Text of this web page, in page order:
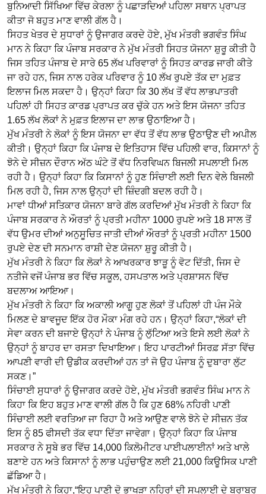
ਬੁਨਿਆਦੀ ਸਿੱਖਿਆ ਵਿੱਚ ਕੇਰਲਾ ਨੂੰ ਪਛਾੜਦਿਆਂ ਪਹਿਲਾ ਸਥਾਨ ਪ੍ਰਾਪਤ
ਕੀਤਾ ਜੋ ਬਹੁਤ ਮਾਣ ਵਾਲੀ ਗੱਲ ਹੈ।
ਸਿਹਤ ਖੇਤਰ ਦੇ ਸੁਧਾਰਾਂ ਨੂੰ ਉਜਾਗਰ ਕਰਦੇ ਹੋਏ, ਮੁੱਖ ਮੰਤਰੀ ਭਗਵੰਤ ਸਿੰਘ
ਮਾਨ ਨੇ ਕਿਹਾ ਕਿ ਪੰਜਾਬ ਸਰਕਾਰ ਨੇ ਮੁੱਖ ਮੰਤਰੀ ਸਿਹਤ ਯੋਜਨਾ ਸ਼ੁਰੂ ਕੀਤੀ ਹੈ
ਜਿਸ ਤਹਿਤ ਪੰਜਾਬ ਦੇ ਸਾਰੇ 65 ਲੱਖ ਪਰਿਵਾਰਾਂ ਨੂੰ ਸਿਹਤ ਕਾਰਡ ਜਾਰੀ ਕੀਤੇ
ਜਾ ਰਹੇ ਹਨ, ਜਿਸ ਨਾਲ ਹਰੇਕ ਪਰਿਵਾਰ ਨੂੰ 10 ਲੱਖ ਰੁਪਏ ਤੱਕ ਦਾ ਮੁਫ਼ਤ
ਇਲਾਜ ਮਿਲ ਸਕਦਾ ਹੈ। ਉਨ੍ਹਾਂ ਕਿਹਾ ਕਿ 30 ਲੱਖ ਤੋਂ ਵੱਧ ਲਾਭਪਾਤਰੀ
ਪਹਿਲਾਂ ਹੀ ਸਿਹਤ ਕਾਰਡ ਪ੍ਰਾਪਤ ਕਰ ਚੁੱਕੇ ਹਨ ਅਤੇ ਇਸ ਯੋਜਨਾ ਤਹਿਤ
1.65 ਲੱਖ ਲੋਕਾਂ ਨੇ ਮੁਫ਼ਤ ਇਲਾਜ ਦਾ ਲਾਭ ਉਠਾਇਆ ਹੈ।
ਮੁੱਖ ਮੰਤਰੀ ਨੇ ਲੋਕਾਂ ਨੂੰ ਇਸ ਯੋਜਨਾ ਦਾ ਵੱਧ ਤੋਂ ਵੱਧ ਲਾਭ ਉਠਾਉਣ ਦੀ ਅਪੀਲ
ਕੀਤੀ। ਉਨ੍ਹਾਂ ਕਿਹਾ ਕਿ ਪੰਜਾਬ ਦੇ ਇਤਿਹਾਸ ਵਿੱਚ ਪਹਿਲੀ ਵਾਰ, ਕਿਸਾਨਾਂ ਨੂੰ
ਝੋਨੇ ਦੇ ਸੀਜ਼ਨ ਦੌਰਾਨ ਅੱਠ ਘੰਟੇ ਤੋਂ ਵੱਧ ਨਿਰਵਿਘਨ ਬਿਜਲੀ ਸਪਲਾਈ ਮਿਲ
ਰਹੀ ਹੈ। ਉਨ੍ਹਾਂ ਕਿਹਾ ਕਿ ਕਿਸਾਨਾਂ ਨੂੰ ਹੁਣ ਸਿੰਚਾਈ ਲਈ ਦਿਨ ਵੇਲੇ ਬਿਜਲੀ
ਮਿਲ ਰਹੀ ਹੈ, ਜਿਸ ਨਾਲ ਉਨ੍ਹਾਂ ਦੀ ਜ਼ਿੰਦਗੀ ਬਦਲ ਰਹੀ ਹੈ।
ਮਾਵਾਂ ਧੀਆਂ ਸਤਿਕਾਰ ਯੋਜਨਾ ਬਾਰੇ ਗੱਲ ਕਰਦਿਆਂ ਮੁੱਖ ਮੰਤਰੀ ਨੇ ਕਿਹਾ ਕਿ
ਪੰਜਾਬ ਸਰਕਾਰ ਨੇ ਔਰਤਾਂ ਨੂੰ ਪ੍ਰਤੀ ਮਹੀਨਾ 1000 ਰੁਪਏ ਅਤੇ 18 ਸਾਲ ਤੋਂ
ਵੱਧ ਉਮਰ ਦੀਆਂ ਅਨੁਸੂਚਿਤ ਜਾਤੀ ਦੀਆਂ ਔਰਤਾਂ ਨੂੰ ਪ੍ਰਤੀ ਮਹੀਨਾ 1500
ਰੁਪਏ ਦੇਣ ਦੀ ਸਨਮਾਨ ਰਾਸ਼ੀ ਦੇਣ ਯੋਜਨਾ ਸ਼ੁਰੂ ਕੀਤੀ ਹੈ।
ਮੁੱਖ ਮੰਤਰੀ ਨੇ ਕਿਹਾ ਕਿ ਲੋਕਾਂ ਨੇ ਆਖਰਕਾਰ ਝਾੜੂ ਨੂੰ ਵੋਟ ਦਿੱਤੀ, ਜਿਸ ਦੇ
ਨਤੀਜੇ ਵਜੋਂ ਪੰਜਾਬ ਭਰ ਵਿੱਚ ਸਕੂਲ, ਹਸਪਤਾਲ ਅਤੇ ਪ੍ਰਸ਼ਾਸਨ ਵਿੱਚ
ਬਦਲਾਅ ਆਇਆ।
ਮੁੱਖ ਮੰਤਰੀ ਨੇ ਕਿਹਾ ਕਿ ਅਕਾਲੀ ਆਗੂ ਹੁਣ ਲੋਕਾਂ ਤੋਂ ਪਹਿਲਾਂ ਹੀ ਪੰਜ ਮੌਕੇ
ਮਿਲਣ ਦੇ ਬਾਵਜੂਦ ਇੱਕ ਹੋਰ ਮੌਕਾ ਮੰਗ ਰਹੇ ਹਨ। ਉਨ੍ਹਾਂ ਕਿਹਾ,“ਲੋਕਾਂ ਦੀ
ਸੇਵਾ ਕਰਨ ਦੀ ਬਜਾਏ ਉਨ੍ਹਾਂ ਨੇ ਪੰਜਾਬ ਨੂੰ ਲੁੱਟਿਆ ਅਤੇ ਇਸੇ ਲਈ ਲੋਕਾਂ ਨੇ
ਉਨ੍ਹਾਂ ਨੂੰ ਬਾਹਰ ਦਾ ਰਸਤਾ ਦਿਖਾਇਆ। ਇਹ ਪਾਰਟੀਆਂ ਸਿਰਫ਼ ਸੱਤਾ ਵਿੱਚ
ਆਪਣੀ ਵਾਰੀ ਦੀ ਉਡੀਕ ਕਰਦੀਆਂ ਹਨ ਤਾਂ ਜੋ ਉਹ ਪੰਜਾਬ ਨੂੰ ਦੁਬਾਰਾ ਲੁੱਟ
ਸਕਣ।”
ਸਿੰਚਾਈ ਸੁਧਾਰਾਂ ਨੂੰ ਉਜਾਗਰ ਕਰਦੇ ਹੋਏ, ਮੁੱਖ ਮੰਤਰੀ ਭਗਵੰਤ ਸਿੰਘ ਮਾਨ ਨੇ
ਕਿਹਾ ਕਿ ਇਹ ਬਹੁਤ ਮਾਣ ਵਾਲੀ ਗੱਲ ਹੈ ਕਿ ਹੁਣ 68% ਨਹਿਰੀ ਪਾਣੀ
ਸਿੰਚਾਈ ਲਈ ਵਰਤਿਆ ਜਾ ਰਿਹਾ ਹੈ ਅਤੇ ਆਉਣ ਵਾਲੇ ਝੋਨੇ ਦੇ ਸੀਜ਼ਨ ਤੱਕ
ਇਸ ਨੂੰ 85 ਫੀਸਦੀ ਤੱਕ ਵਧਾ ਦਿੱਤਾ ਜਾਵੇਗਾ। ਉਨ੍ਹਾਂ ਕਿਹਾ ਕਿ ਪੰਜਾਬ
ਸਰਕਾਰ ਨੇ ਸੂਬੇ ਭਰ ਵਿੱਚ 14,000 ਕਿਲੋਮੀਟਰ ਪਾਈਪਲਾਈਨਾਂ ਅਤੇ ਖਾਲੇ
ਬਣਾਏ ਹਨ ਅਤੇ ਕਿਸਾਨਾਂ ਨੂੰ ਲਾਭ ਪਹੁੰਚਾਉਣ ਲਈ 21,000 ਕਿਊਸਿਕ ਪਾਣੀ
ਛੱਡਿਆ ਹੈ।
ਮੁੱਖ ਮੰਤਰੀ ਨੇ ਕਿਹਾ,“ਇਹ ਪਾਣੀ ਦੋ ਭਾਖੜਾ ਨਹਿਰਾਂ ਦੀ ਸਪਲਾਈ ਦੇ ਬਰਾਬਰ